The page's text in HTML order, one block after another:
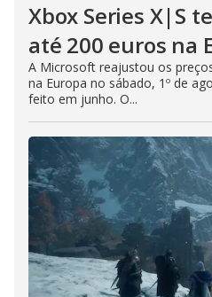
Xbox Series X|S
até 200 euros na
A Microsoft reajustou os
na Europa no sábado, 1º de
feito em junho. O...